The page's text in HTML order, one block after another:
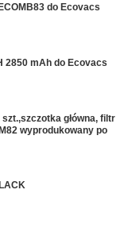
do Ecovacs
2850 mAh do Ecovacs
główna, filtr
wyprodukowany po